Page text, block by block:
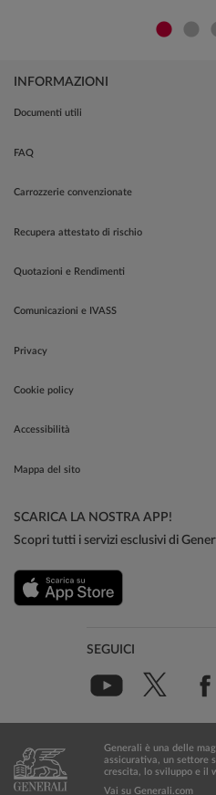
INFORMAZIONI
Documenti utili
FAQ
Carrozzerie convenzionate
Recupera attestato di rischio
Quotazioni e Rendimenti
Comunicazioni e IVASS
Privacy
Cookie policy
Accessibilità
Mappa del sito
SCARICA LA NOSTRA APP!
Scopri tutti i servizi esclusivi di
SEGUICI
Generali è una delle
assicurativa, un settore
crescita, lo sviluppo e il
Vai su Generali.com